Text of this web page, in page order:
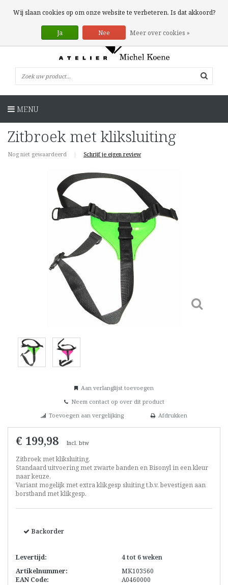
0 Artikelen
MENU
Zitbroek met kliksluiting
Nog niet gewaardeerd | Schrijf je eigen review
Aan verlanglijst toevoegen
Neem contact op over dit product
Toevoegen aan vergelijking
Afdrukken
€ 199,98 Incl. btw
Zitbroek met kliksluiting.
Standaard uitvoering met zwarte banden en Bisonyl in een kleur
naar keuze.
Variant mogelijk met extra klikgesp sluiting t.b.v. bevestigen aan
borstband met klikgesp.
Backorder
Levertijd:
4 tot 6 weken
Artikelnummer:
MK103560
EAN Code:
A0460000
Wij slaan cookies op om onze website te verbeteren. Is dat akkoord?
Ja Nee Meer over cookies »